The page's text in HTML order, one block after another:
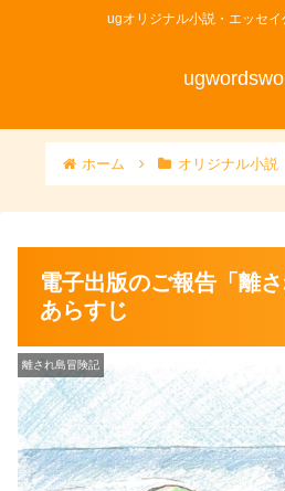
ugオリジナル小説・エッセイ
ホーム オリジナル小説
電子出版のご報告「離
あらすじ
離され島冒険記